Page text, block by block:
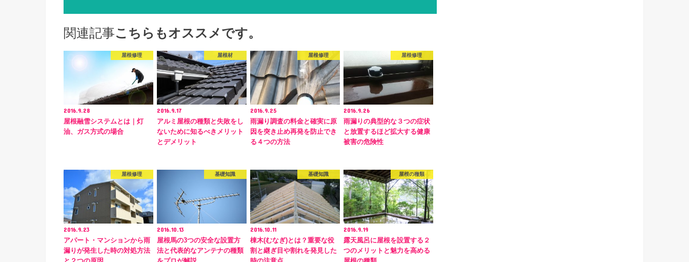
関連記事こちらもオススメです。
屋根修理
2016.9.28
屋根融雪システムとは｜灯
油、ガス方式の場合
屋根材
2016.9.17
アルミ屋根の種類と失敗をし
ないために知るべきメリット
とデメリット
屋根修理
2016.9.25
雨漏り調査の料金と確実に原
因を突き止め再発を防止でき
る４つの方法
屋根修理
2016.9.26
雨漏りの典型的な３つの症状
と放置するほど拡大する健康
被害の危険性
屋根修理
2016.9.23
アパート・マンションから雨
漏りが発生した時の対処方法
基礎知識
2016.10.13
屋根馬の3つの安全な設置方
法と代表的なアンテナの種類
基礎知識
2016.10.11
棟木(むなぎ)とは？重要な役
割と継ぎ目や割れを発見した
屋根の種類
2016.9.19
露天風呂に屋根を設置する２
つのメリットと魅力を高める